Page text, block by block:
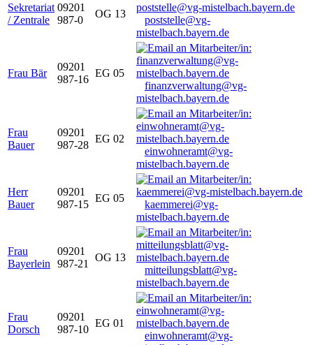
Sekretariat
/ Zentrale
09201
987-0
OG 13
poststelle@vg-
mistelbach.bayern.de
Frau Bär
09201
987-16
EG 05
finanzverwaltung@vg-
mistelbach.bayern.de
Frau
Bauer
09201
987-28
EG 02
einwohneramt@vg-
mistelbach.bayern.de
Herr
Bauer
09201
987-15
EG 05
kaemmerei@vg-
mistelbach.bayern.de
Frau
Bayerlein
09201
987-21
OG 13
mitteilungsblatt@vg-
mistelbach.bayern.de
Frau
Dorsch
09201
987-10
EG 01
einwohneramt@vg-